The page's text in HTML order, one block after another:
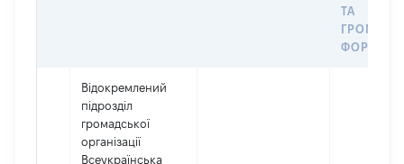
ТА
Відокремлений
підрозділ
громадської
організації
Всеукраїнська